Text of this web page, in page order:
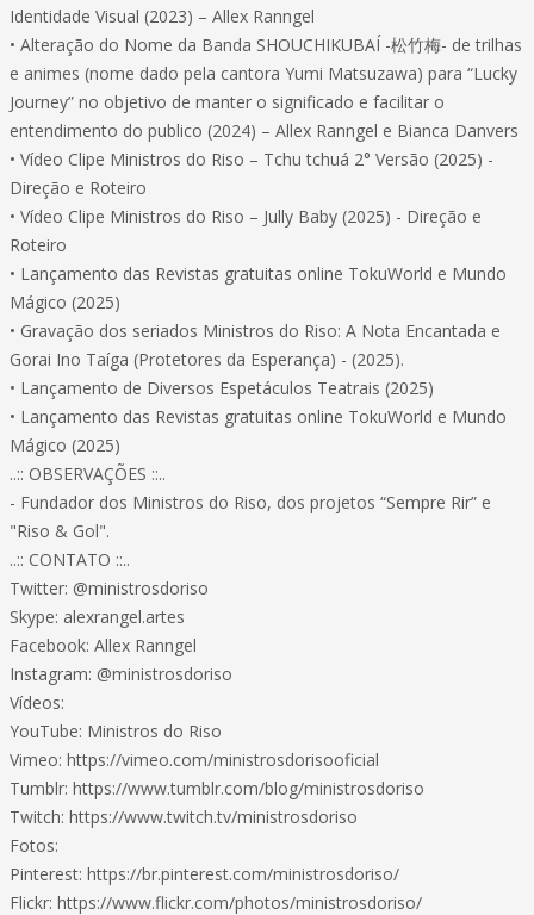
Identidade Visual (2023) – Allex Ranngel
• Alteração do Nome da Banda SHOUCHIKUBAÍ -松竹梅- de trilhas
e animes (nome dado pela cantora Yumi Matsuzawa) para “Lucky
Journey” no objetivo de manter o significado e facilitar o
entendimento do publico (2024) – Allex Ranngel e Bianca Danvers
• Vídeo Clipe Ministros do Riso – Tchu tchuá 2° Versão (2025) -
Direção e Roteiro
• Vídeo Clipe Ministros do Riso – Jully Baby (2025) - Direção e
Roteiro
• Lançamento das Revistas gratuitas online TokuWorld e Mundo
Mágico (2025)
• Gravação dos seriados Ministros do Riso: A Nota Encantada e
Gorai Ino Taíga (Protetores da Esperança) - (2025).
• Lançamento de Diversos Espetáculos Teatrais (2025)
• Lançamento das Revistas gratuitas online TokuWorld e Mundo
Mágico (2025)
..:: OBSERVAÇÕES ::..
- Fundador dos Ministros do Riso, dos projetos “Sempre Rir” e
"Riso & Gol".
..:: CONTATO ::..
Twitter: @ministrosdoriso
Skype: alexrangel.artes
Facebook: Allex Ranngel
Instagram: @ministrosdoriso
Vídeos:
YouTube: Ministros do Riso
Vimeo: https://vimeo.com/ministrosdorisooficial
Tumblr: https://www.tumblr.com/blog/ministrosdoriso
Twitch: https://www.twitch.tv/ministrosdoriso
Fotos:
Pinterest: https://br.pinterest.com/ministrosdoriso/
Flickr: https://www.flickr.com/photos/ministrosdoriso/